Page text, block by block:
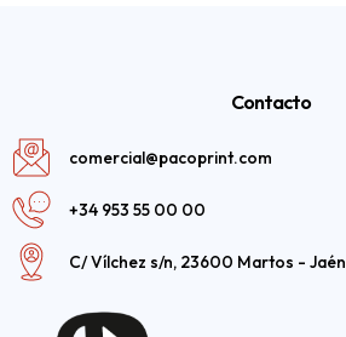
Contacto
comercial@pacoprint.com
+34 953 55 00 00
C/ Vílchez s/n, 23600 Martos - Jaén